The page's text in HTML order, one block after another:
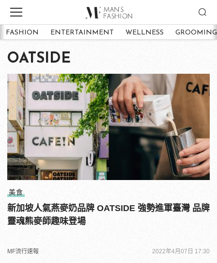
FASHION ENTERTAINMENT WELLNESS GROOMING
OATSIDE
美食
新加坡人氣燕麥奶品牌 OATSIDE 強勢進軍臺灣 品牌
靈魂熊麥師趣味登場
MF流行速報 2022年4月07日 17:30